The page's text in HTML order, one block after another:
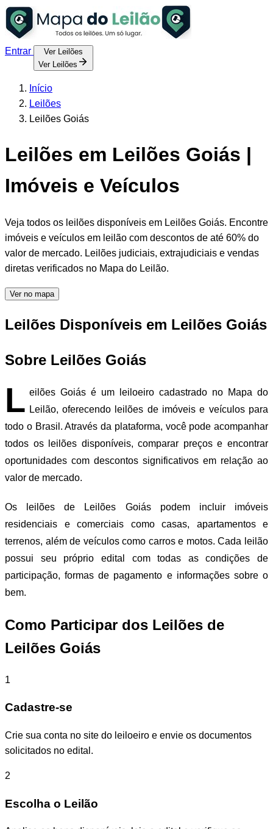
Entrar
Ver Leilões
Ver Leilões
Início
Leilões
Leilões Goiás
Leilões em Leilões Goiás |
Imóveis e Veículos
Veja todos os leilões disponíveis em Leilões Goiás. Encontre
imóveis e veículos em leilão com descontos de até 60% do
valor de mercado. Leilões judiciais, extrajudiciais e vendas
diretas verificados no Mapa do Leilão.
Ver no mapa
Leilões Disponíveis em Leilões Goiás
Sobre Leilões Goiás
L eilões Goiás é um leiloeiro cadastrado no Mapa do
Leilão, oferecendo leilões de imóveis e veículos para
todo o Brasil. Através da plataforma, você pode acompanhar
todos os leilões disponíveis, comparar preços e encontrar
oportunidades com descontos significativos em relação ao
valor de mercado.
Os leilões de Leilões Goiás podem incluir imóveis
residenciais e comerciais como casas, apartamentos e
terrenos, além de veículos como carros e motos. Cada leilão
possui seu próprio edital com todas as condições de
participação, formas de pagamento e informações sobre o
bem.
Como Participar dos Leilões de
Leilões Goiás
1
Cadastre-se
Crie sua conta no site do leiloeiro e envie os documentos
solicitados no edital.
2
Escolha o Leilão